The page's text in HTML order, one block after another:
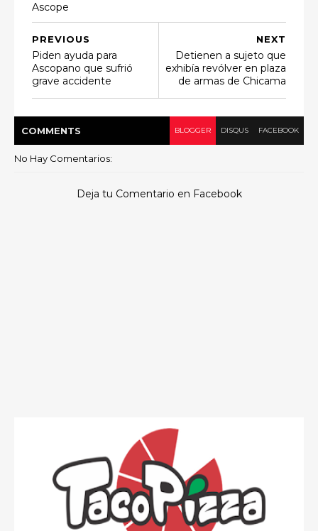
Ascope
NEXT
Detienen a sujeto que
exhibía revólver en plaza
de armas de Chicama
PREVIOUS
Piden ayuda para
Ascopano que sufrió
grave accidente
COMMENTS BLOGGER DISQUS FACEBOOK
No Hay Comentarios:
Deja tu Comentario en Facebook